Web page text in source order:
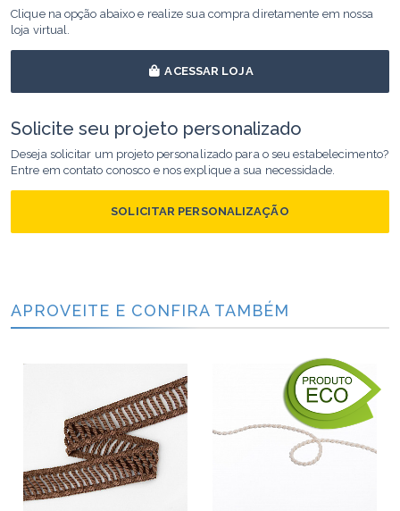
Clique na opção abaixo e realize sua compra diretamente em nossa
loja virtual.
ACESSAR LOJA
Solicite seu projeto personalizado
Deseja solicitar um projeto personalizado para o seu estabelecimento?
Entre em contato conosco e nos explique a sua necessidade.
SOLICITAR PERSONALIZAÇÃO
APROVEITE E CONFIRA TAMBÉM